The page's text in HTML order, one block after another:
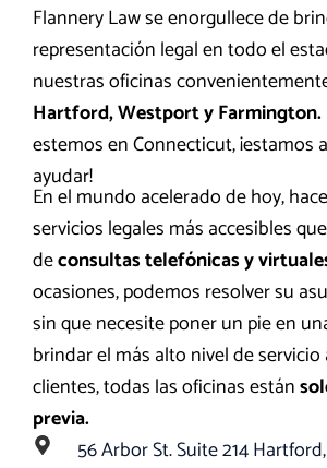
Flannery Law se enorgullece de
representación legal en todo el
nuestras oficinas
Hartford, Westport y Farmington.
estemos en Connecticut, ¡estamos
ayudar!
En el mundo acelerado de hoy,
servicios legales más accesibles
deconsultas telefónicas y
ocasiones, podemos resolver su
sin que necesite poner un pie en
brindar el más alto nivel de
clientes, todas las oficinas están
previa.
56 Arbor St. Suite 214